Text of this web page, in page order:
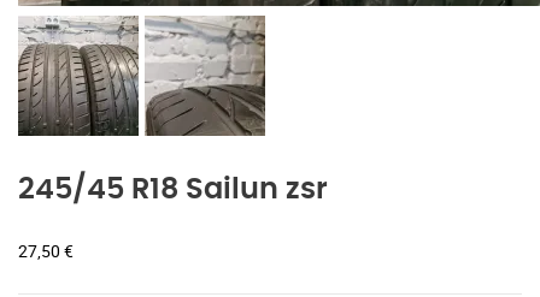
245/45 R18 Sailun zsr
27,50 €